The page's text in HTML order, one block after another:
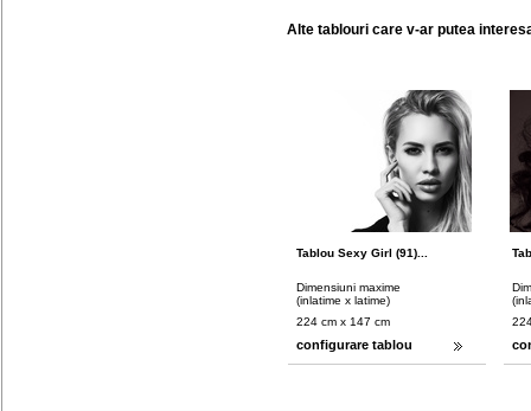
Alte tablouri care v-ar putea
Tablou Sexy Girl (91)...
Dimensiuni maxime
(inlatime x latime)
224 cm x 147 cm
configurare tablou